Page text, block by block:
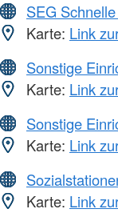
SEG
Karte: Link
Sonstige
Karte: Link
Sonstige
Karte: Link
Karte: Link